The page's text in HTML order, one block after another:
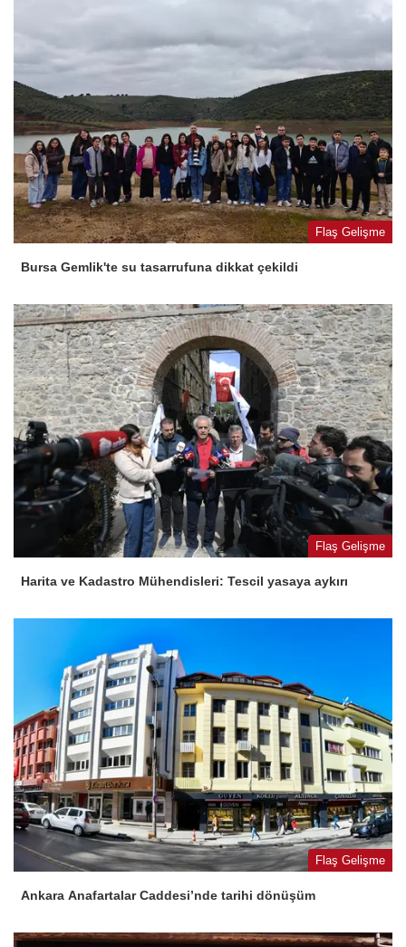
Flaş Gelişme
Bursa Gemlik'te su tasarrufuna dikkat çekildi
Flaş Gelişme
Harita ve Kadastro Mühendisleri: Tescil yasaya aykırı
Flaş Gelişme
Ankara Anafartalar Caddesi’nde tarihi dönüşüm